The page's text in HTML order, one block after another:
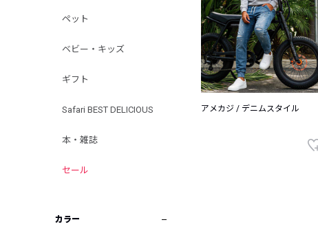
ペット
ベビー・キッズ
ギフト
Safari BEST DELICIOUS
本・雑誌
セール
カラー
アメカジ / デニムスタイル